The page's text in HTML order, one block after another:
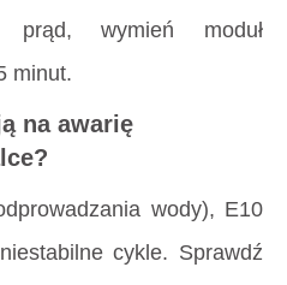
prąd, wymień moduł
minut.
na awarię
wody), E10
cykle. Sprawdź